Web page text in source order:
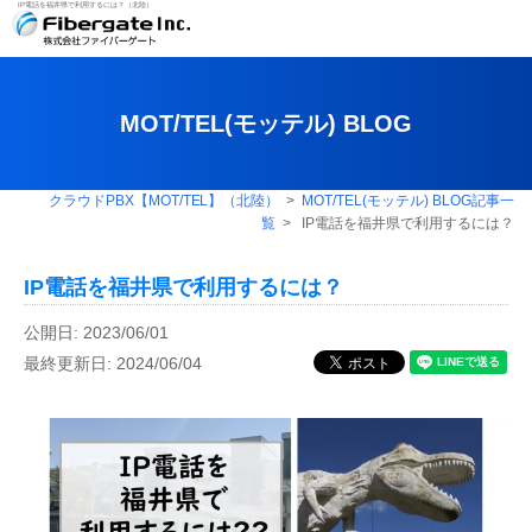
IP電話を福井県で利用するには？（北陸）
MOT/TEL(モッテル) BLOG
クラウドPBX【MOT/TEL】（北陸） > MOT/TEL(モッテル) BLOG記事一
覧 > IP電話を福井県で利用するには？
IP電話を福井県で利用するには？
公開日: 2023/06/01
最終更新日: 2024/06/04